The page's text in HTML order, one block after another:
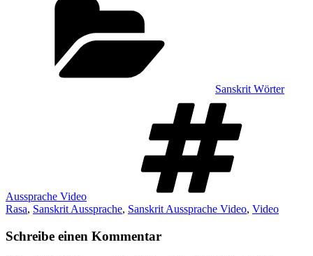
Sanskrit Wörter
Aussprache Video
Rasa, Sanskrit Aussprache, Sanskrit Aussprache Video, Video
Schreibe einen Kommentar